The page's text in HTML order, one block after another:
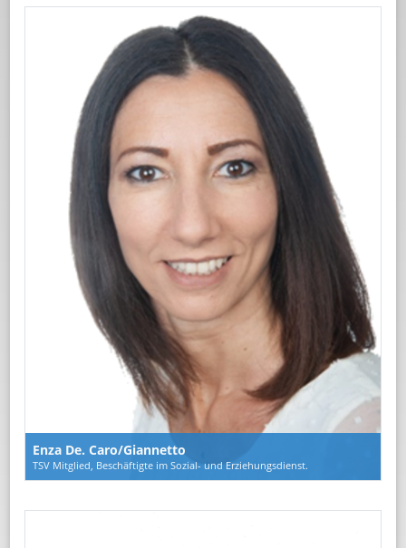
Enza De. Caro/Giannetto
TSV Mitglied, Beschäftigte im Sozial- und Erziehungsdienst.